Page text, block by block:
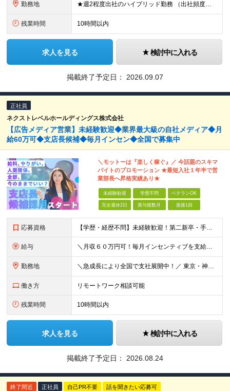
勤務地 ★週2程度出社のハイブリッド勤務 （出社頻度は業務状況により個人で調整可能） 【本社】東京都中央区日本橋浜町2-31-1 浜町センタービル9F ※出張あり（全国のイベント会場など） (変更の範囲)
残業時間 10時間以内
求人を見る 検討中に入れる
掲載終了予定日： 2026.09.07
正社員
ネクストレベルホールディングス株式会社
【広告メディア営業】未経験歓迎◆業界最大級の自社メディア◆月
給60万可◆支店長候補◆毎月インセン◆全国で募集中
＼モットーは『楽しく稼ぐ』／ 今話題のスキマ
バイトのプロモーション ★最短⼊社１年半で営
業部⻑へ昇格実績あり★
未経験歓迎 学歴不問 ベテランOK
完全週休2日 賞与複数月 面接1回
応募資格 【学歴・経歴不問】未経験歓迎！第⼆新卒・⼿に職をつけたい・新たな挑戦者⼤歓迎！⼈柄・意欲重視の採⽤♪ ＼これまでの経験・スキルは⼀切不問／ 新たな⼀歩を全⼒で応援します！ ★経歴・学歴不問 ★未経
給与 ＼⽉収６０万円可！毎⽉インセンティブを⽀給／ ⽉給３０万円〜+ダブルインセンティブ（個⼈+⽀店達成率に応じて） ※営業⼿当含む ▼下記固定残業代を含みます ・関東圏：5万8000円〜（⽉36h分）＋
勤務地 ＼急成⻑により全国で⽀社展開中！／ 東京・神奈川・埼⽟・千葉・⼤阪・名古屋・神⼾・新潟・⾦沢・京都・広島・福岡などで募集中！ ★東京、⼤阪、名古屋、福岡は急募のため、特に選考優遇します★ ◎勤務地は
働き方 リモートワーク相談可能
残業時間 10時間以内
求人を見る 検討中に入れる
掲載終了予定日： 2026.08.24
終了間近 正社員 自己PR不要 話を聞きたい応募可